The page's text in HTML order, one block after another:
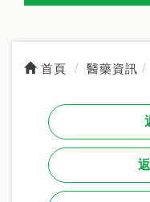
首頁 醫藥資訊